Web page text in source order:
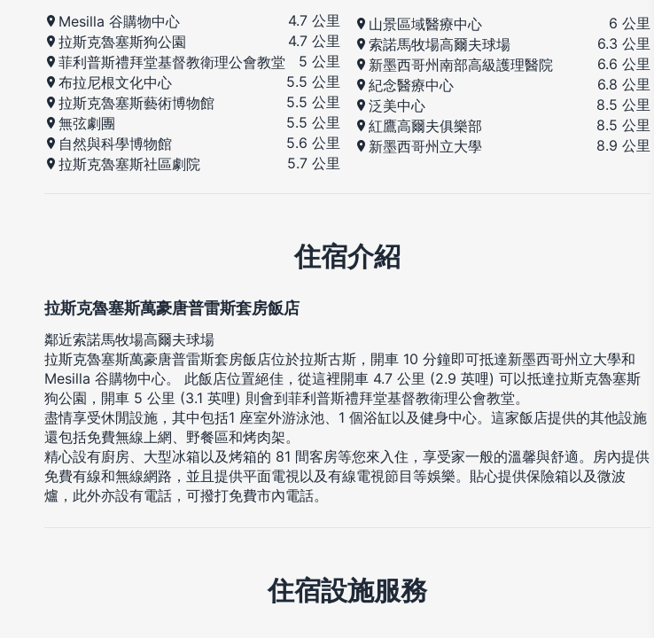
Mesilla 谷購物中心
4.7 公里
拉斯克魯塞斯狗公園
4.7 公里
菲利普斯禮拜堂基督教衛理公會教堂
5 公里
布拉尼根文化中心
5.5 公里
拉斯克魯塞斯藝術博物館
5.5 公里
無弦劇團
5.5 公里
自然與科學博物館
5.6 公里
拉斯克魯塞斯社區劇院
5.7 公里
山景區域醫療中心
6 公里
索諾馬牧場高爾夫球場
6.3 公里
新墨西哥州南部高級護理醫院
6.6 公里
紀念醫療中心
6.8 公里
泛美中心
8.5 公里
紅鷹高爾夫俱樂部
8.5 公里
新墨西哥州立大學
8.9 公里
住宿介紹
拉斯克魯塞斯萬豪唐普雷斯套房飯店
鄰近索諾馬牧場高爾夫球場
拉斯克魯塞斯萬豪唐普雷斯套房飯店位於拉斯古斯，開車 10 分鐘即可抵達新墨西哥州立大學和
Mesilla 谷購物中心。 此飯店位置絕佳，從這裡開車 4.7 公里 (2.9 英哩) 可以抵達拉斯克魯塞斯
狗公園，開車 5 公里 (3.1 英哩) 則會到菲利普斯禮拜堂基督教衛理公會教堂。
盡情享受休閒設施，其中包括1 座室外游泳池、1 個浴缸以及健身中心。這家飯店提供的其他設施
還包括免費無線上網、野餐區和烤肉架。
精心設有廚房、大型冰箱以及烤箱的 81 間客房等您來入住，享受家一般的溫馨與舒適。房內提供
免費有線和無線網路，並且提供平面電視以及有線電視節目等娛樂。貼心提供保險箱以及微波
爐，此外亦設有電話，可撥打免費市內電話。
住宿設施服務